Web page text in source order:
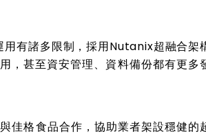
用有諸多限制，採用Nutanix超融合架
，甚至資安管理、資料備份都有更多
佳格食品合作，協助業者架設穩健的